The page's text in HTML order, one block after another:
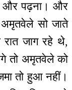
और पढ़ना। और
अमृतवेले सो जाते
जाग रहे थे,
तो अमृतवेले को
तो हुआ नहीं।